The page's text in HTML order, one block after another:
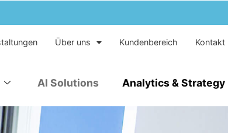
Über uns Kundenbereich Kontakt
AI Solutions Analytics & Strategy